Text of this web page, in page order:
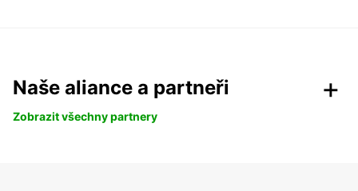
Naše aliance a partneři
Zobrazit všechny partnery